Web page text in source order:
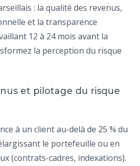
: la qualité des revenus,
et la transparence
12 à 24 mois avant la
la perception du risque
et pilotage du risque
à un client au-delà de 25 % du
le portefeuille ou en
(contrats-cadres, indexations).